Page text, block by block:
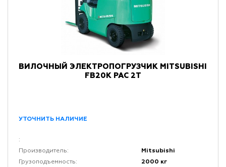
ВИЛОЧНЫЙ ЭЛЕКТРОПОГРУЗЧИК MITSUBISHI
FB20K PAC 2Т
УТОЧНИТЬ НАЛИЧИЕ
:
Производитель:
Mitsubishi
Грузоподъемность: 2000 кг